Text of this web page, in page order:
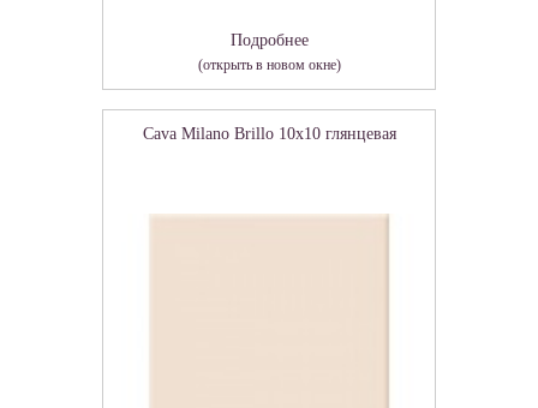
Подробнее
(открыть в новом окне)
Cava Milano Brillo 10x10 глянцевая